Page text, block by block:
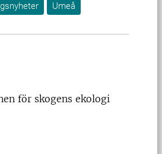
Umeå
för skogens ekologi